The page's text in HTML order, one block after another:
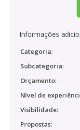
Informações
Categoria:
Subcategoria:
Orçamento:
Nível de
Visibilidade:
Propostas: